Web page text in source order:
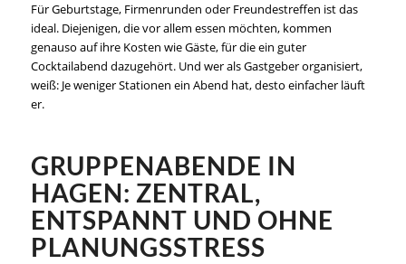
Für Geburtstage, Firmenrunden oder Freundestreffen ist das
ideal. Diejenigen, die vor allem essen möchten, kommen
genauso auf ihre Kosten wie Gäste, für die ein guter
Cocktailabend dazugehört. Und wer als Gastgeber organisiert,
weiß: Je weniger Stationen ein Abend hat, desto einfacher läuft
er.
GRUPPENABENDE IN
HAGEN: ZENTRAL,
ENTSPANNT UND OHNE
PLANUNGSSTRESS